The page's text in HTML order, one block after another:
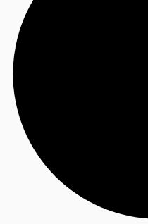
Marktinformationen